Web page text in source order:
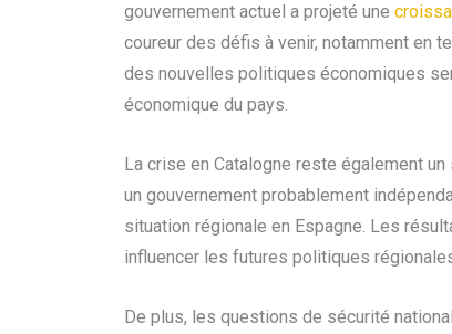
gouvernement actuel a projeté une
coureur des défis à venir, notamment en
des nouvelles politiques économiques
économique du pays.
La crise en Catalogne reste également
un gouvernement probablement
situation régionale en Espagne. Les
influencer les futures politiques
De plus, les questions de sécurité